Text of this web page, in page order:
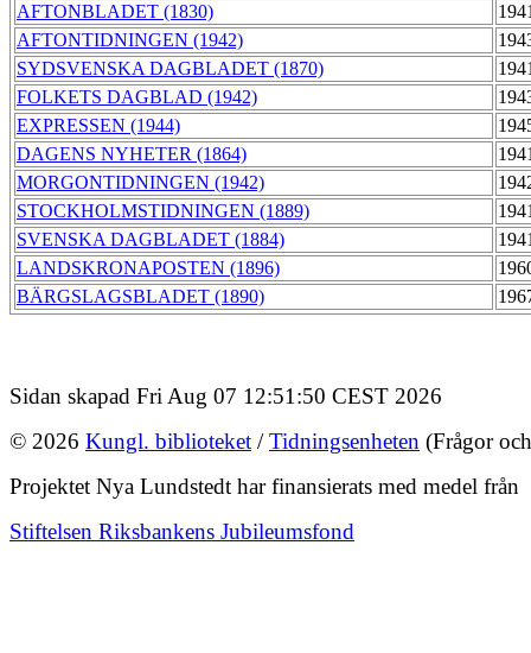
AFTONBLADET (1830)
AFTONTIDNINGEN (1942)
SYDSVENSKA DAGBLADET (1870)
FOLKETS DAGBLAD (1942)
EXPRESSEN (1944)
DAGENS NYHETER (1864)
MORGONTIDNINGEN (1942)
STOCKHOLMSTIDNINGEN (1889)
SVENSKA DAGBLADET (1884)
LANDSKRONAPOSTEN (1896)
BÄRGSLAGSBLADET (1890)
Sidan skapad Fri Aug 07 12:51:50 CEST 2026
© 2026 Kungl. biblioteket /Tidningsenheten (Frågor
Projektet Nya Lundstedt har finansierats med medel från
Stiftelsen Riksbankens Jubileumsfond